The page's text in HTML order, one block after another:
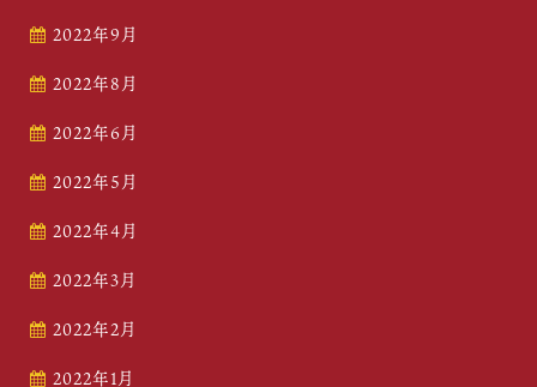
2022年9月
2022年8月
2022年6月
2022年5月
2022年4月
2022年3月
2022年2月
2022年1月